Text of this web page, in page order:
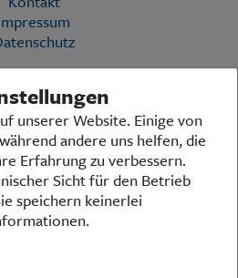
(PAZ) ist eine einzigartige Stimme
Woche für Woche berichtet sie
in Politik, Kultur und Wirtschaft und
Entwicklungen unserer Gesellschaft
sich die Redaktion dem traditionellen
Das alte Preußen stand und
Toleranz, für Heimatliebe
und intellektuelle
Gesellschaft. In diesem Sinne pflegt
unserer Website. Einige von
andere uns helfen, die
Erfahrung zu verbessern.
Sicht für den Betrieb
speichern keinerlei